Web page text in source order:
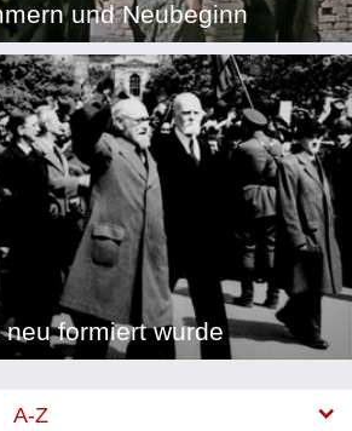
und Neubeginn
formiert wurde
A-Z